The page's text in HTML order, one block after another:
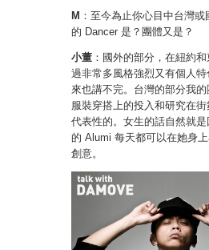
M ：至今為止你心目中台灣
的 Dancer 是？團體又是？
小董 ：國外的部分，在紐約
過非常多風格強烈又有個人
來也講不完。台灣的部分我
服裝穿搭上的投入和研究在
代表性的。女生的話自然就
的 Alumi 每天都可以在她身
創意。